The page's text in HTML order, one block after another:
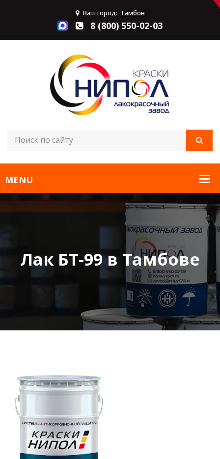
Ваш город: Тамбов
8 (800) 550-02-03
Лак БТ-99 в Тамбове